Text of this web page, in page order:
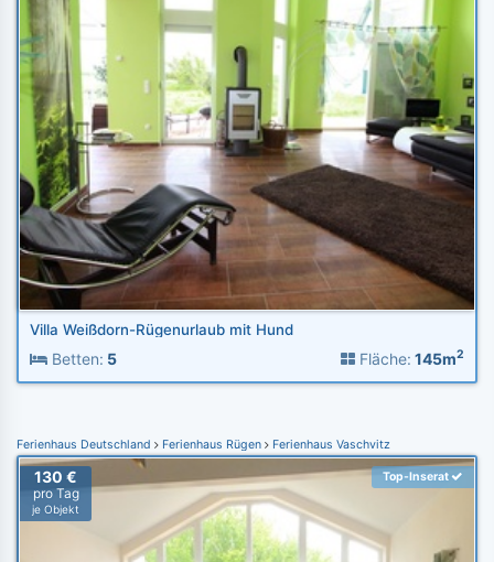
Villa Weißdorn-Rügenurlaub mit Hund
Betten: 5 Fläche: 145m2
Ferienhaus Deutschland Ferienhaus Rügen Ferienhaus Vaschvitz
130 €
pro Tag
je Objekt
Top-Inserat